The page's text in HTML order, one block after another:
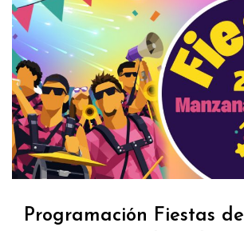
Programación Fiestas de